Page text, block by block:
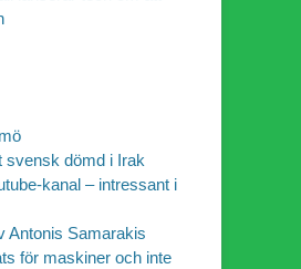
svensk dömd i Irak
kanal – intressant i
Antonis Samarakis
för maskiner och inte